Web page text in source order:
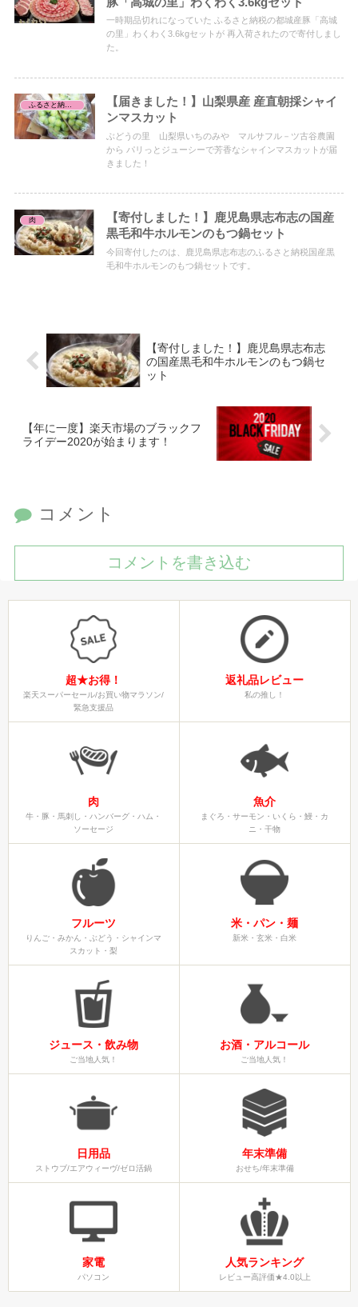
一時期品切れになっていた ふるさと納税の都城産豚「高城
の里」わくわく3.6kgセットが 再入荷されたので寄付しまし
た。
【届きました！】山梨県産 産直朝採シャイ
ンマスカット
ぶどうの里 山梨県いちのみや マルサフル－ツ古谷農園
から パリっとジューシーで芳香なシャインマスカットが届
きました！
肉
【寄付しました！】鹿児島県志布志の国産
黒毛和牛ホルモンのもつ鍋セット
今回寄付したのは、鹿児島県志布志のふるさと納税国産黒
毛和牛ホルモンのもつ鍋セットです。
【寄付しました！】鹿児島県志布志
の国産黒毛和牛ホルモンのもつ鍋セ
ット
【年に一度】楽天市場のブラックフ
ライデー2020が始まります！
コメント
コメントを書き込む
超★お得！
楽天スーパーセール/お買い物マラソン/
緊急支援品
返礼品レビュー
私の推し！
肉
牛・豚・馬刺し・ハンバーグ・ハム・
ソーセージ
魚介
まぐろ・サーモン・いくら・鰻・カ
ニ・干物
フルーツ
りんご・みかん・ぶどう・シャインマ
スカット・梨
米・パン・麺
新米・玄米・白米
ジュース・飲み物
ご当地人気！
お酒・アルコール
ご当地人気！
日用品
ストウブ/エアウィーヴ/ゼロ活鍋
年末準備
おせち/年末準備
家電
パソコン
人気ランキング
レビュー高評価★4.0以上